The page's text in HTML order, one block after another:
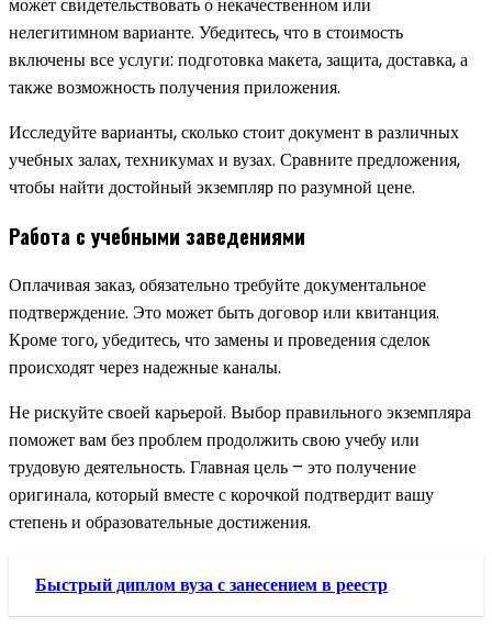
нелегитимном варианте. Убедитесь, что в стоимость
включены все услуги: подготовка макета, защита, доставка, а
также возможность получения приложения.
Исследуйте варианты, сколько стоит документ в различных
учебных залах, техникумах и вузах. Сравните предложения,
чтобы найти достойный экземпляр по разумной цене.
Работа с учебными заведениями
Оплачивая заказ, обязательно требуйте документальное
подтверждение. Это может быть договор или квитанция.
Кроме того, убедитесь, что замены и проведения сделок
происходят через надежные каналы.
Не рискуйте своей карьерой. Выбор правильного экземпляра
поможет вам без проблем продолжить свою учебу или
трудовую деятельность. Главная цель – это получение
оригинала, который вместе с корочкой подтвердит вашу
степень и образовательные достижения.
Быстрый диплом вуза с занесением в реестр